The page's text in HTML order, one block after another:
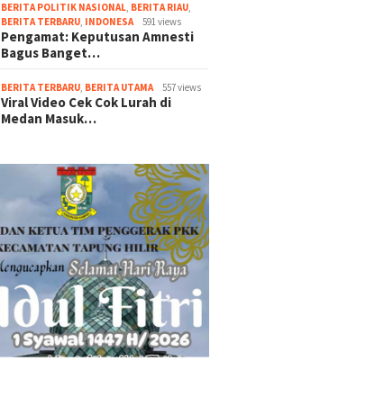
BERITA POLITIK NASIONAL, BERITA RIAU,
BERITA TERBARU, INDONESA 591 views
Pengamat: Keputusan Amnesti
Bagus Banget…
BERITA TERBARU, BERITA UTAMA 557 views
Viral Video Cek Cok Lurah di
Medan Masuk…